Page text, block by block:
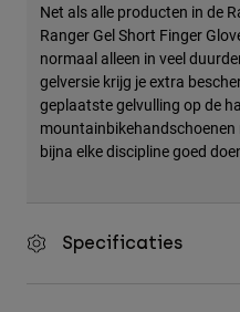
Net als alle producten in de
Ranger Gel Short Finger
normaal alleen in veel
gelversie krijg je extra
geplaatste gelvulling op de
mountainbikehandschoenen
bijna elke discipline goed
Specificaties